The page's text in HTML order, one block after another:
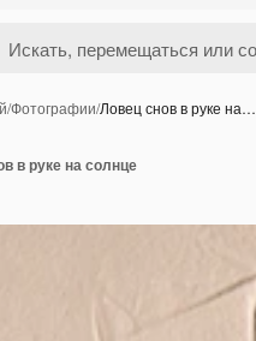
/Фотографии/Ловец снов в руке на…
в руке на солнце